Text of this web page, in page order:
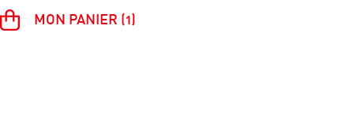
MON PANIER (1)